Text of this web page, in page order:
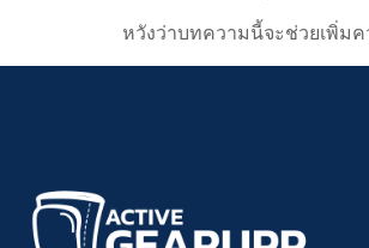
หวังว่าบทความนี้จะช่วยเพิ่ม